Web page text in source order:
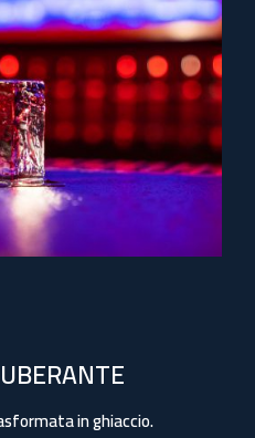
in ghiaccio.